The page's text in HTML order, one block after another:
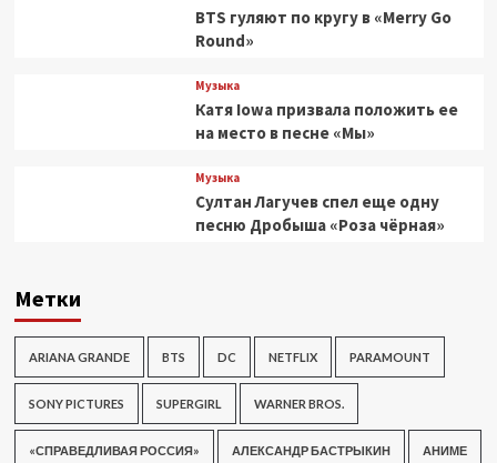
BTS гуляют по кругу в «Merry Go
Round»
Музыка
Катя Iowa призвала положить ее
на место в песне «Мы»
Музыка
Султан Лагучев спел еще одну
песню Дробыша «Роза чёрная»
Метки
ARIANA GRANDE BTS DC NETFLIX PARAMOUNT
SONY PICTURES SUPERGIRL WARNER BROS.
«СПРАВЕДЛИВАЯ РОССИЯ» АЛЕКСАНДР БАСТРЫКИН АНИМЕ